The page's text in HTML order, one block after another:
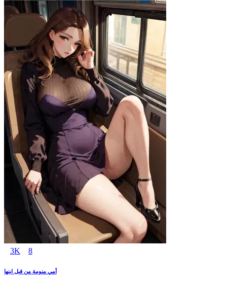
3K 8
أمي منومة من قبل ابنها